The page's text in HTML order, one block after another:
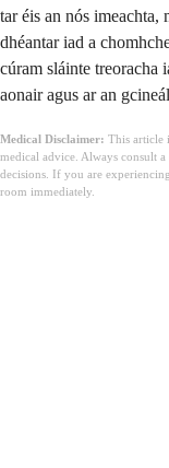
tar éis an nós imeachta,
dhéantar iad a
cúram sláinte treoracha
aonair agus ar an
Medical Disclaimer: This article
medical advice. Always consult
decisions. If you are
room immediately.